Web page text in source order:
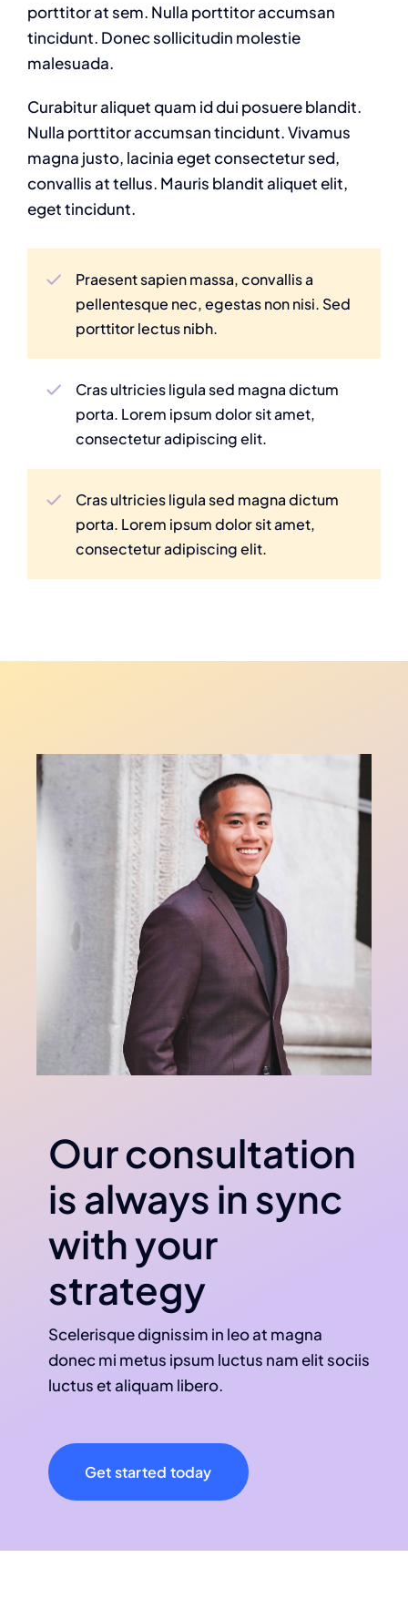
porttitor at sem. Nulla porttitor accumsan
tincidunt. Donec sollicitudin molestie
malesuada.
Curabitur aliquet quam id dui posuere blandit.
Nulla porttitor accumsan tincidunt. Vivamus
magna justo, lacinia eget consectetur sed,
convallis at tellus. Mauris blandit aliquet elit,
eget tincidunt.
Praesent sapien massa, convallis a
pellentesque nec, egestas non nisi. Sed
porttitor lectus nibh.
Cras ultricies ligula sed magna dictum
porta. Lorem ipsum dolor sit amet,
consectetur adipiscing elit.
Cras ultricies ligula sed magna dictum
porta. Lorem ipsum dolor sit amet,
consectetur adipiscing elit.
Our consultation
is always in sync
with your
strategy
Scelerisque dignissim in leo at magna
donec mi metus ipsum luctus nam elit sociis
luctus et aliquam libero.
Get started today